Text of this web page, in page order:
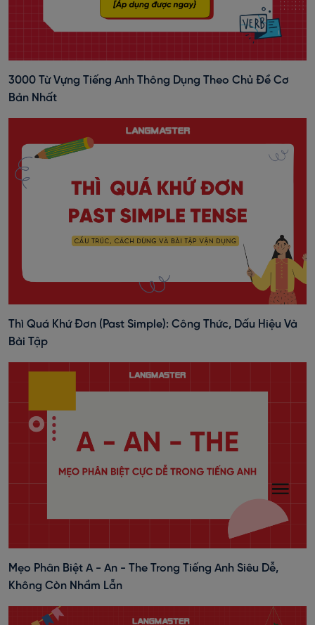
3000 Từ Vựng Tiếng Anh Thông Dụng Theo Chủ Đề Cơ
Bản Nhất
Thì Quá Khứ Đơn (past Simple): Công Thức, Dấu Hiệu Và
Bài Tập
Mẹo Phân Biệt A - An - The Trong Tiếng Anh Siêu Dễ,
Không Còn Nhầm Lẫn